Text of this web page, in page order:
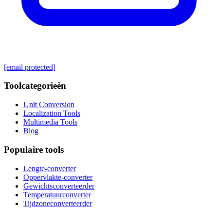
[email protected]
Toolcategorieën
Unit Conversion
Localization Tools
Multimedia Tools
Blog
Populaire tools
Lengte-converter
Oppervlakte-converter
Gewichtsconverteerder
Temperatuurconverter
Tijdzoneconverteerder